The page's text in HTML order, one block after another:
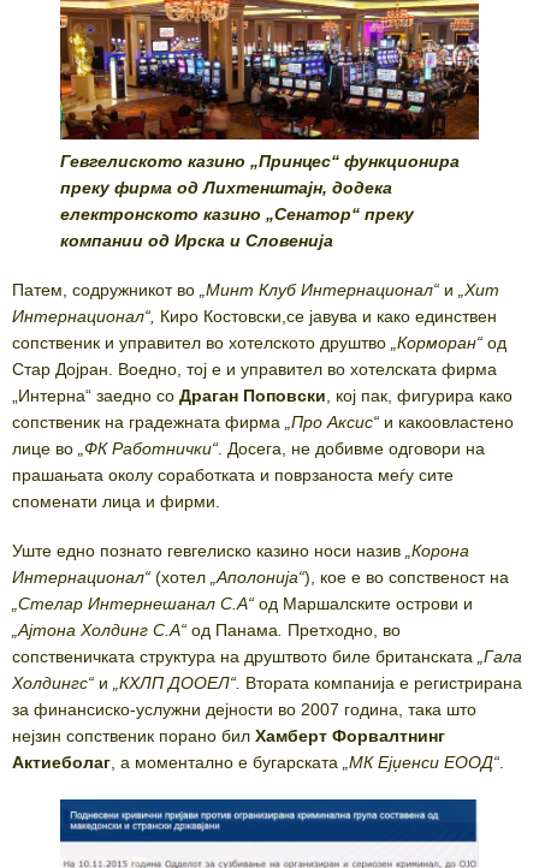
Гевгелиското казино „Принцес“ функционира
преку фирма од Лихтенштајн, додека
електронското казино „Сенатор“ преку
компании од Ирска и Словенија
Патем, содружникот во „Минт Клуб Интернационал“ и „Хит
Интернационал“, Киро Костовски,се јавува и како единствен
сопственик и управител во хотелското друштво „Корморан“ од
Стар Дојран. Воедно, тој е и управител во хотелската фирма
„Интерна“ заедно со Драган Поповски, кој пак, фигурира како
сопственик на градежната фирма „Про Аксис“ и какоовластено
лице во „ФК Работнички“. Досега, не добивме одговори на
прашањата околу соработката и поврзаноста меѓу сите
споменати лица и фирми.
Уште едно познато гевгелиско казино носи назив „Корона
Интернационал“ (хотел „Аполонија“), кое е во сопственост на
„Стелар Интернешанал С.А“ од Маршалските острови и
„Ајтона Холдинг С.А“ од Панама. Претходно, во
сопственичката структура на друштвото биле британската „Гала
Холдингс“ и „КХЛП ДООЕЛ“. Втората компанија е регистрирана
за финансиско-услужни дејности во 2007 година, така што
нејзин сопственик порано бил Хамберт Форвалтнинг
Актиеболаг, а моментално е бугарската „МК Ејџенси ЕООД“.